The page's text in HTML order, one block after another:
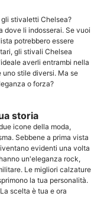
stivaletti Chelsea?
dove li indosserai. Se vuoi
potrebbero essere
gli stivali Chelsea
averli entrambi nella
stile diversi. Ma se
o forza?
storia
icone della moda,
Sebbene a prima vista
evidenti una volta
un'eleganza rock,
Le migliori calzature
la tua personalità.
scelta è tua e ora